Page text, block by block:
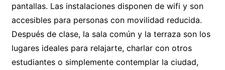
pantallas. Las instalaciones disponen de wifi y son
accesibles para personas con movilidad reducida.
Después de clase, la sala común y la terraza son los
lugares ideales para relajarte, charlar con otros
estudiantes o simplemente contemplar la ciudad,